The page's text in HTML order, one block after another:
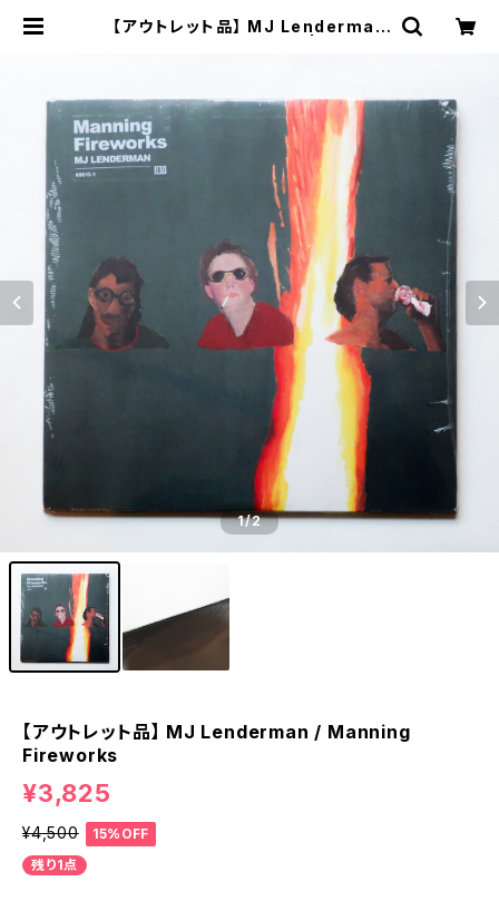
【アウトレット品】 MJ Lenderman
1/2
【アウトレット品】 MJ Lenderman / Manning
Fireworks
¥3,825
¥4,500
15%OFF
残り1点